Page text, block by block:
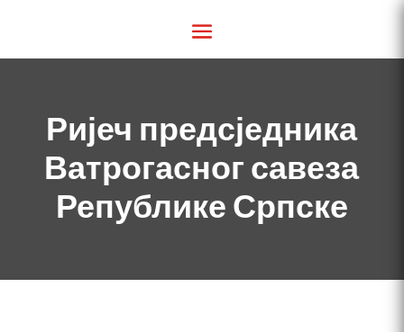
Ријеч предсједника
Ватрогасног савеза
Републике Српске